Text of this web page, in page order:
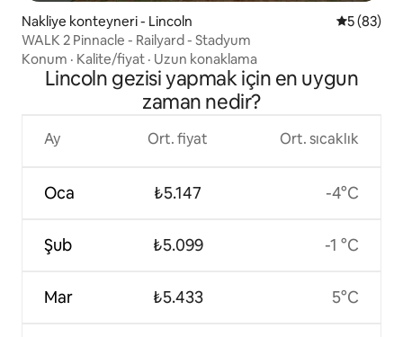
Nakliye konteyneri - Lincoln 55 (83)
WALK 2 Pinnacle - Railyard - Stadyum
Konum · Kalite/fiyat · Uzun konaklama
Lincoln gezisi yapmak için en uygun
zaman nedir?
Ay
Oca
Şub
Mar
Ort. fiyat
₺5.147
₺5.099
₺5.433
Ort. sıcaklık
-4°C
-1 °C
5°C